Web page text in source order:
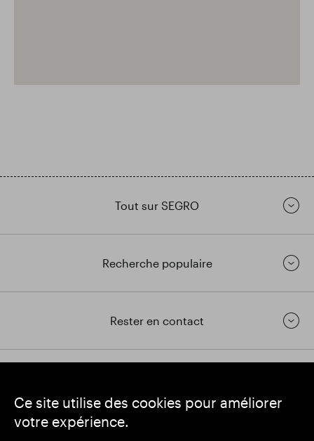
Ce site utilise des cookies pour améliorer
votre expérience.
Tout sur SEGRO
Recherche populaire
Rester en contact
SEGRO
Siège social : 1 New Burlington Place, Londres W1S 2HR